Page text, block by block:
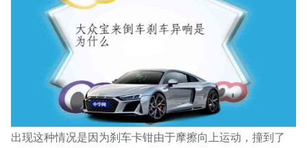
出现这种情况是因为刹车卡钳由于摩擦向上运动，撞到了